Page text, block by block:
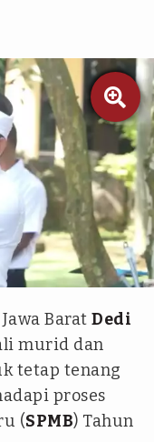

Barat Dedi
murid dan
tetap tenang
proses
(SPMB) Tahun